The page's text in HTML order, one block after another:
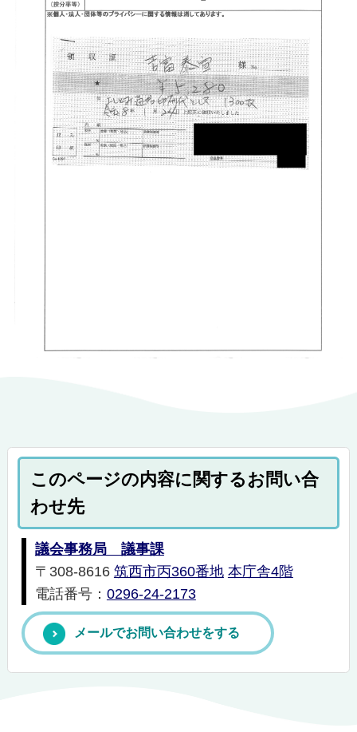
このページの内容に関するお問い合
わせ先
議会事務局 議事課
〒308-8616 筑西市丙360番地 本庁舎4階
電話番号： 0296-24-2173
メールでお問い合わせをする